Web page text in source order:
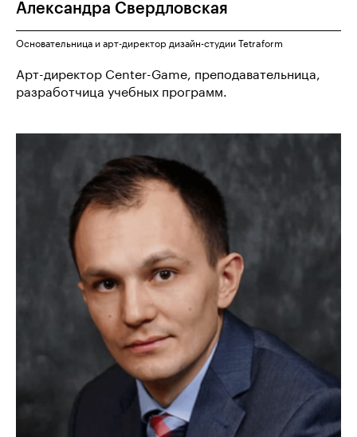
Александра Свердловская
Основательница и арт-директор дизайн-студии Tetraform
Арт-директор Center-Game, преподавательница,
разработчица учебных программ.